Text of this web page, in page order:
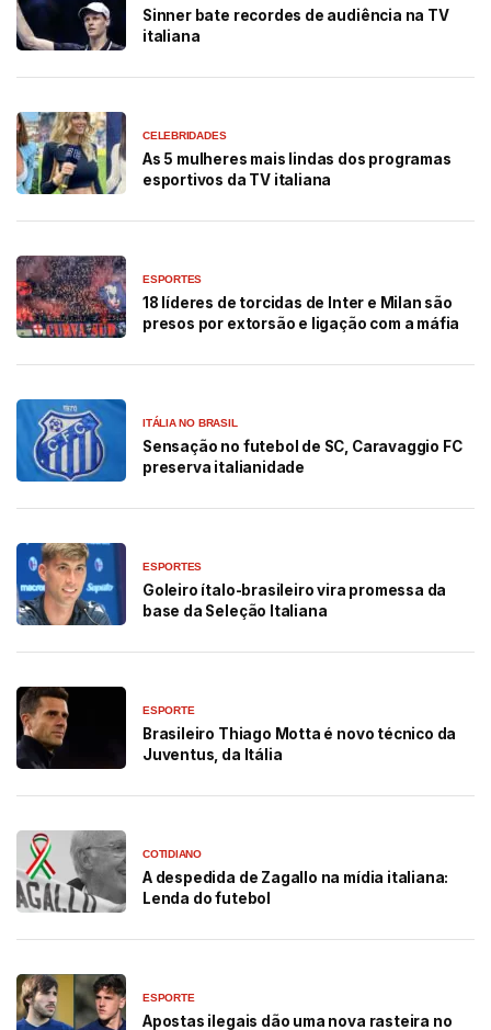
Sinner bate recordes de audiência na TV
italiana
CELEBRIDADES
As 5 mulheres mais lindas dos programas
esportivos da TV italiana
ESPORTES
18 líderes de torcidas de Inter e Milan são
presos por extorsão e ligação com a máfia
ITÁLIA NO BRASIL
Sensação no futebol de SC, Caravaggio FC
preserva italianidade
ESPORTES
Goleiro ítalo-brasileiro vira promessa da
base da Seleção Italiana
ESPORTE
Brasileiro Thiago Motta é novo técnico da
Juventus, da Itália
COTIDIANO
A despedida de Zagallo na mídia italiana:
Lenda do futebol
ESPORTE
Apostas ilegais dão uma nova rasteira no